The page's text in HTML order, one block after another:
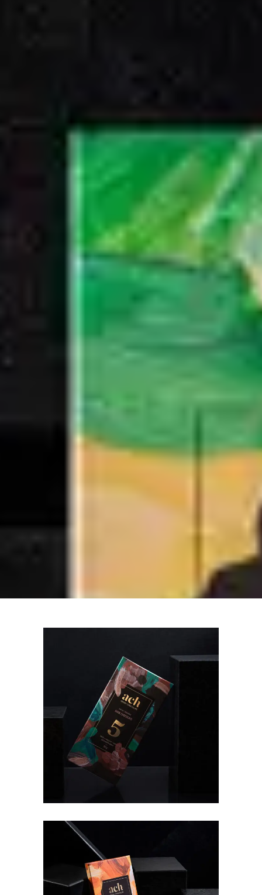
SALDUSIS JUODASIS EKOLOGIŠKAS
ŠOKOLADAS
€4.90
ŠOKOLADAS
SALDUSIS JUODASIS EKOLOGIŠKAS
ŠOKOLADAS SU MIGDOLAIS IR
CINAMONU